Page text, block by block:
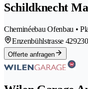
Schildknecht
Cheminéebau Ofenbau •
Enzenbühlstrasse 42
Offerte anfragen